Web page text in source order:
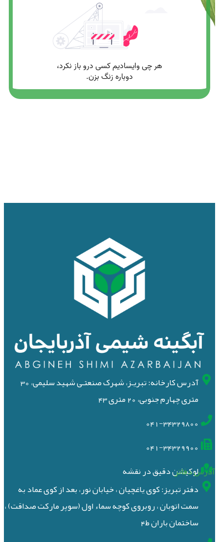
آدرس کارخانه: تبریـز، شهرک صنعتـی شهید سلیمی، 30
متری چهارم جنوبی، 20 متری 43
041-34329800
041-34329900
لوکیشن دقیق در نقشه
آدرس دفاتر
دفتر تبریز: کوی یاغچیان ، خیابان نور، بعد از کوی عماد به
سمت اتوبان ، روبروی کوچه سماء اول (سوپر مارکت صداقت) ،
ساختمان باران ط4